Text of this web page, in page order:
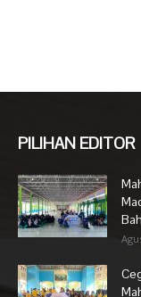
PILIHAN EDITOR